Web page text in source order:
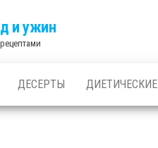
и ужин
ДЕСЕРТЫ ДИЕТИЧЕСКИЕ